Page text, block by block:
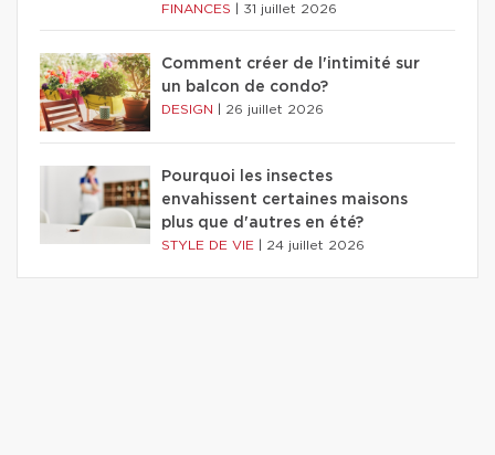
FINANCES 31 juillet 2026
Comment créer de l'intimité sur
un balcon de condo?
DESIGN 26 juillet 2026
Pourquoi les insectes
envahissent certaines maisons
plus que d'autres en été?
STYLE DE VIE 24 juillet 2026